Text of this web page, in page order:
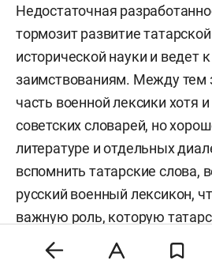
Недостаточная
тормозит развитие
исторической науки и ведет
заимствованиям. Между тем
часть военной лексики хотя
советских словарей, но
литературе и отдельных
вспомнить татарские слова,
русский военный лексикон,
важную роль, которую
культура играла для
армии: